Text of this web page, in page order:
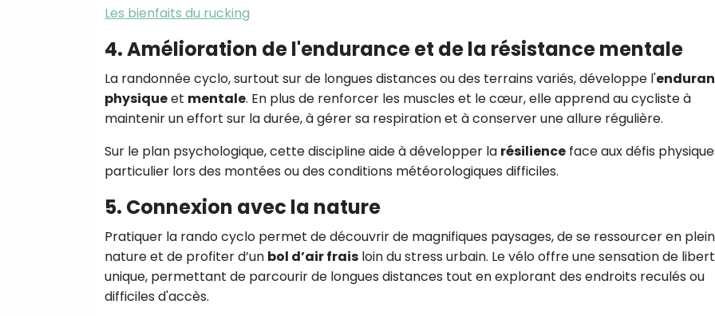
Les bienfaits du rucking
4. Amélioration de l'endurance et de la résistance mentale
La randonnée cyclo, surtout sur de longues distances ou des terrains variés, développe l'
physiqueet mentale. En plus de renforcer les muscles et le cœur, elle apprend au cycliste à
maintenir un effort sur la durée, à gérer sa respiration et à conserver une allure régulière.
Sur le plan psychologique, cette discipline aide à développer la résilience face aux défis
particulier lors des montées ou des conditions météorologiques difficiles.
5. Connexion avec la nature
Pratiquer la rando cyclo permet de découvrir de magnifiques paysages, de se ressourcer en
nature et de profiter d’un bol d’air frais loin du stress urbain. Le vélo offre une sensation de
unique, permettant de parcourir de longues distances tout en explorant des endroits reculés ou
difficiles d'accès.